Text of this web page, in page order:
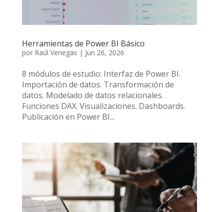
Herramientas de Power BI Básico
por Raúl Venegas | Jun 26, 2026
8 módulos de estudio: Interfaz de Power BI.
Importación de datos. Transformación de
datos. Modelado de datos relacionales.
Funciones DAX. Visualizaciones. Dashboards.
Publicación en Power BI...